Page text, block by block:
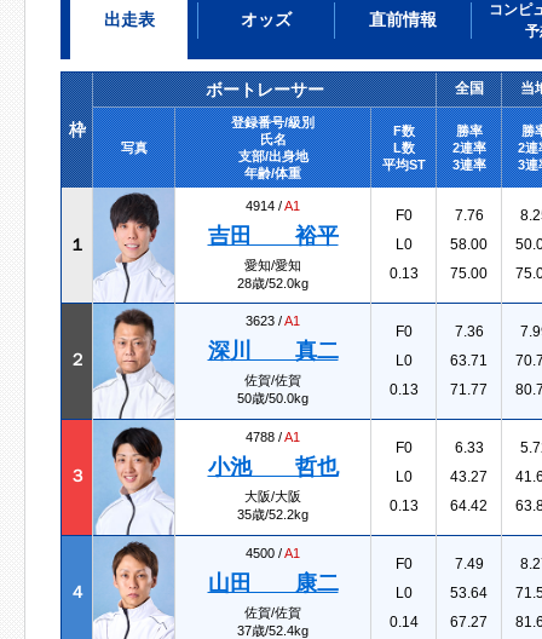
出走表 オッズ 直前情報
コンピ
予
枠
ボートレーサー 全国 当
写真
登録番号/級別
氏名
支部/出身地
年齢/体重
F数
L数
平均ST
勝率
2連率
3連率
勝
2連
3連
１
4914 /A1
吉田 裕平
愛知/愛知
28歳/52.0kg
F0
L0
0.13
7.76
58.00
75.00
２
3623 /A1
深川 真二
佐賀/佐賀
50歳/50.0kg
F0
L0
0.13
7.36
63.71
71.77
３
4788 /A1
小池 哲也
大阪/大阪
35歳/52.2kg
F0
L0
0.13
6.33
43.27
64.42
４
4500 /A1
山田 康二
佐賀/佐賀
37歳/52.4kg
F0
L0
0.14
7.49
53.64
67.27